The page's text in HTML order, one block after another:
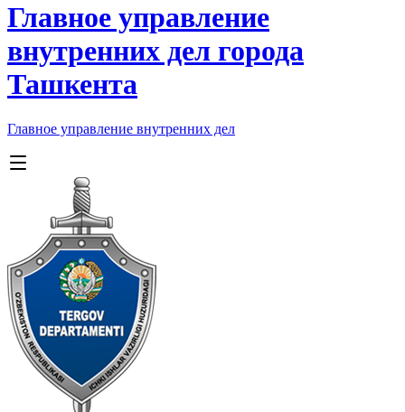
Главное управление
внутренних дел города
Ташкента
Главное управление внутренних дел